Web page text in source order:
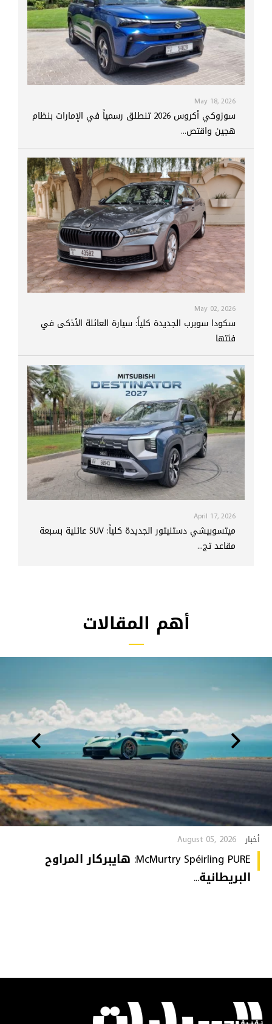
May 18, 2026
سوزوكي أكروس 2026 تنطلق رسمياً في الإمارات بنظام
هجين واقتص...
May 02, 2026
سكودا سوبرب الجديدة كلياً: سيارة العائلة الأذكى في
فئتها
April 17, 2026
ميتسوبيشي دستنيتور الجديدة كلياً: SUV عائلية بسبعة
مقاعد تج...
أهم المقالات
أخبار August 05, 2026
McMurtry Spéirling PURE: هايبركار المراوح
البريطانية...